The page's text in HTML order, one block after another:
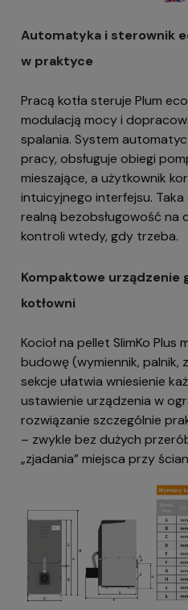
Automatyka i sterownik
w praktyce
Pracą kotła steruje Plum
modulacją mocy i
spalania. System
pracy, obsługuje obiegi
mieszające, a użytkownik
intuicyjnego interfejsu.
realną bezobsługowość na
kontroli wtedy, gdy trzeba.
Kompaktowe urządzenie
kotłowni
Kocioł na pellet SlimKo Plus
budowę (wymiennik, palnik,
sekcje ułatwia wniesienie
ustawienie urządzenia w
rozwiązanie szczególnie
– zwykle bez dużych
„zjadania” miejsca przy